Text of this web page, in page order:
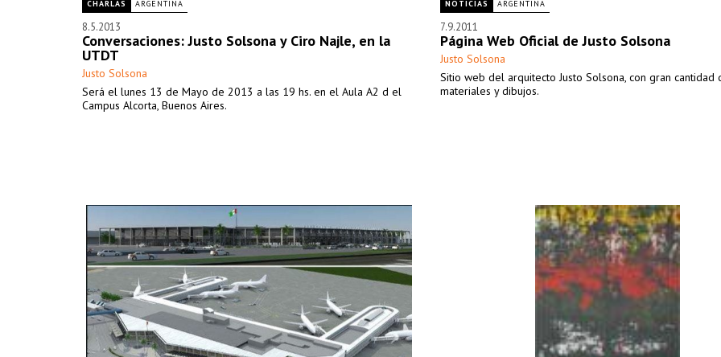
CHARLAS ARGENTINA
8.5.2013
Conversaciones: Justo Solsona y Ciro Najle, en la
UTDT
Justo Solsona
Será el lunes 13 de Mayo de 2013 a las 19 hs. en el Aula A2 d el
Campus Alcorta, Buenos Aires.
NOTICIAS ARGENTINA
7.9.2011
Página Web Oficial de Justo Solsona
Justo Solsona
Sitio web del arquitecto Justo Solsona, con gran cantidad
materiales y dibujos.